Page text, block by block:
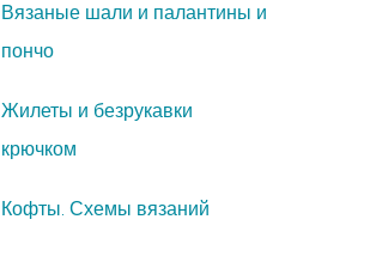
Вязаные шали и палантины и
пончо
Жилеты и безрукавки
крючком
Кофты. Схемы вязаний